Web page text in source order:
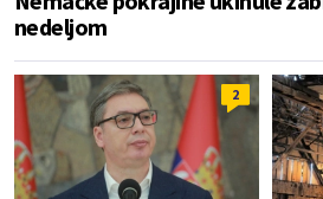
nedeljom
2